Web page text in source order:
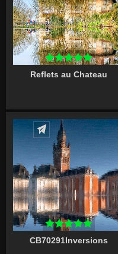
Reflets au Chateau
Écrire un
CB70291Inversions